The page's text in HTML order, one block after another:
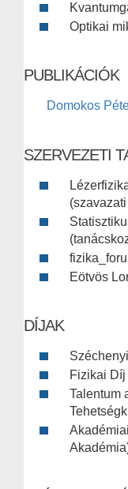
Optikai
PUBLIKÁCIÓK
Domokos
SZERVEZETI
Eötvös
DÍJAK
Fizikai Díj
Talentum